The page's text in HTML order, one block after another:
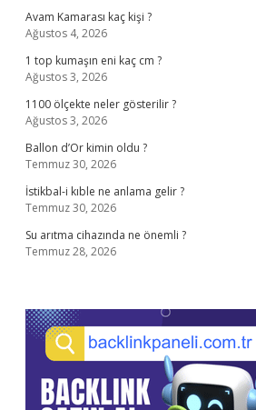
Avam Kamarası kaç kişi ?
Ağustos 4, 2026
1 top kumaşın eni kaç cm ?
Ağustos 3, 2026
1100 ölçekte neler gösterilir ?
Ağustos 3, 2026
Ballon d’Or kimin oldu ?
Temmuz 30, 2026
İstikbal-i kıble ne anlama gelir ?
Temmuz 30, 2026
Su arıtma cihazında ne önemli ?
Temmuz 28, 2026